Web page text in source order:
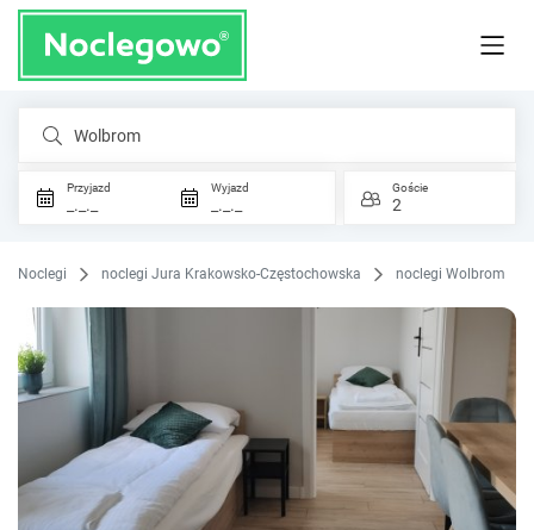
Wolbrom
Przyjazd
_._._
Wyjazd
_._._
Goście
2
Noclegi noclegi Jura Krakowsko-Częstochowska noclegi Wolbrom